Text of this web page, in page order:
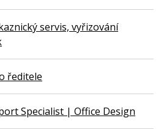
servis, vyřizování
ředitele
Specialist | Office Design